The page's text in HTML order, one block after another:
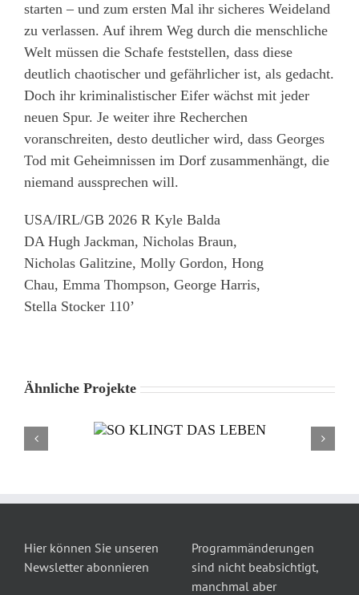
starten – und zum ersten Mal ihr sicheres Weideland
zu verlassen. Auf ihrem Weg durch die menschliche
Welt müssen die Schafe feststellen, dass diese
deutlich chaotischer und gefährlicher ist, als gedacht.
Doch ihr kriminalistischer Eifer wächst mit jeder
neuen Spur. Je weiter ihre Recherchen
voranschreiten, desto deutlicher wird, dass Georges
Tod mit Geheimnissen im Dorf zusammenhängt, die
niemand aussprechen will.
USA/IRL/GB 2026 R Kyle Balda
DA Hugh Jackman, Nicholas Braun,
Nicholas Galitzine, Molly Gordon, Hong
Chau, Emma Thompson, George Harris,
Stella Stocker 110’
Ähnliche Projekte
Hier können Sie unseren
Newsletter abonnieren
Programmänderungen
sind nicht beabsichtigt,
manchmal aber